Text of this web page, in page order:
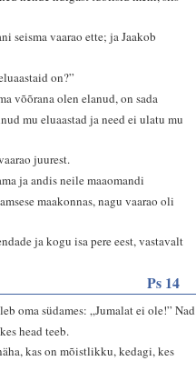
seisma vaarao ette; ja Jaakob
on?”
võõrana olen elanud, on sada
mu eluaastad ja need ei ulatu mu
juurest.
ja andis neile maaomandi
maakonnas, nagu vaarao oli
ja kogu isa pere eest, vastavalt
Ps 14
oma südames: „Jumalat ei ole!” Nad
head teeb.
kas on mõistlikku, kedagi, kes